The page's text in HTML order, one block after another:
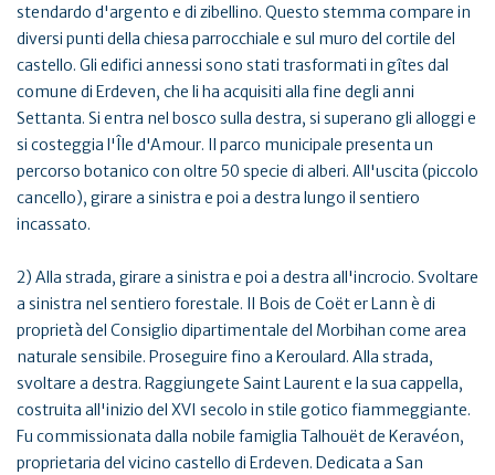
stendardo d'argento e di zibellino. Questo stemma compare in
diversi punti della chiesa parrocchiale e sul muro del cortile del
castello. Gli edifici annessi sono stati trasformati in gîtes dal
comune di Erdeven, che li ha acquisiti alla fine degli anni
Settanta. Si entra nel bosco sulla destra, si superano gli alloggi e
si costeggia l'Île d'Amour. Il parco municipale presenta un
percorso botanico con oltre 50 specie di alberi. All'uscita (piccolo
cancello), girare a sinistra e poi a destra lungo il sentiero
incassato.
2) Alla strada, girare a sinistra e poi a destra all'incrocio. Svoltare
a sinistra nel sentiero forestale. Il Bois de Coët er Lann è di
proprietà del Consiglio dipartimentale del Morbihan come area
naturale sensibile. Proseguire fino a Keroulard. Alla strada,
svoltare a destra. Raggiungete Saint Laurent e la sua cappella,
costruita all'inizio del XVI secolo in stile gotico fiammeggiante.
Fu commissionata dalla nobile famiglia Talhouët de Keravéon,
proprietaria del vicino castello di Erdeven. Dedicata a San